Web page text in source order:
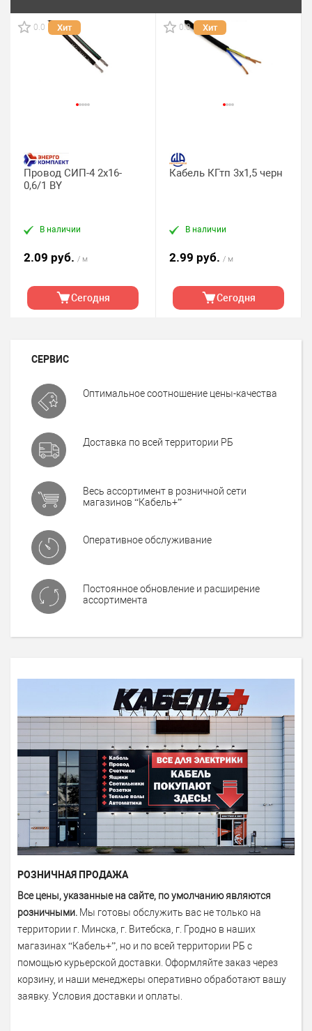
0.0 Хит
Провод СИП-4 2х16-
0,6/1 BY
В наличии
2.09 руб. / м
Сегодня
0.0 Хит
Кабель КГтп 3х1,5 черн
В наличии
2.99 руб. / м
Сегодня
СЕРВИС
Оптимальное соотношение цены-качества
Доставка по всей территории РБ
Весь ассортимент в розничной сети
магазинов “Кабель+”
Оперативное обслуживание
Постоянное обновление и расширение
ассортимента
РОЗНИЧНАЯ ПРОДАЖА
Все цены, указанные на сайте, по умолчанию являются
розничными. Мы готовы обслужить вас не только на
территории г. Минска, г. Витебска, г. Гродно в наших
магазинах “Кабель+”, но и по всей территории РБ с
помощью курьерской доставки. Оформляйте заказ через
корзину, и наши менеджеры оперативно обработают вашу
заявку. Условия доставки и оплаты.